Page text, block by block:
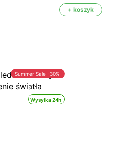
+ koszyk
Wysyłka 24h
Summer Sale -30%